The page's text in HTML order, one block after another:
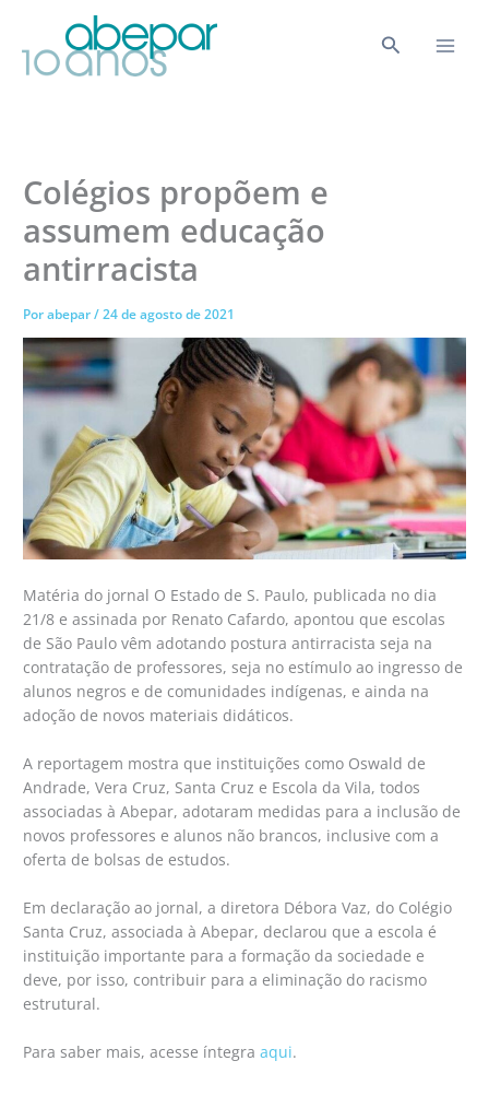
conteúdo
Pesquisar
Colégios propõem e
assumem educação
antirracista
Porabepar/24 de agosto de 2021
Matéria do jornal O Estado de S. Paulo, publicada no dia
21/8 e assinada por Renato Cafardo, apontou que escolas
de São Paulo vêm adotando postura antirracista seja na
contratação de professores, seja no estímulo ao ingresso de
alunos negros e de comunidades indígenas, e ainda na
adoção de novos materiais didáticos.
A reportagem mostra que instituições como Oswald de
Andrade, Vera Cruz, Santa Cruz e Escola da Vila, todos
associadas à Abepar, adotaram medidas para a inclusão de
novos professores e alunos não brancos, inclusive com a
oferta de bolsas de estudos.
Em declaração ao jornal, a diretora Débora Vaz, do Colégio
Santa Cruz, associada à Abepar, declarou que a escola é
instituição importante para a formação da sociedade e
deve, por isso, contribuir para a eliminação do racismo
estrutural.
Para saber mais, acesse íntegraaqui.